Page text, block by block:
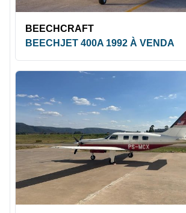
BEECHCRAFT
BEECHJET 400A 1992 À VENDA